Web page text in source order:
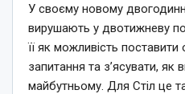
У своєму новому
вирушають у двотижневу
її як можливість
запитання та з’ясувати, як
майбутньому. Для Стіл це